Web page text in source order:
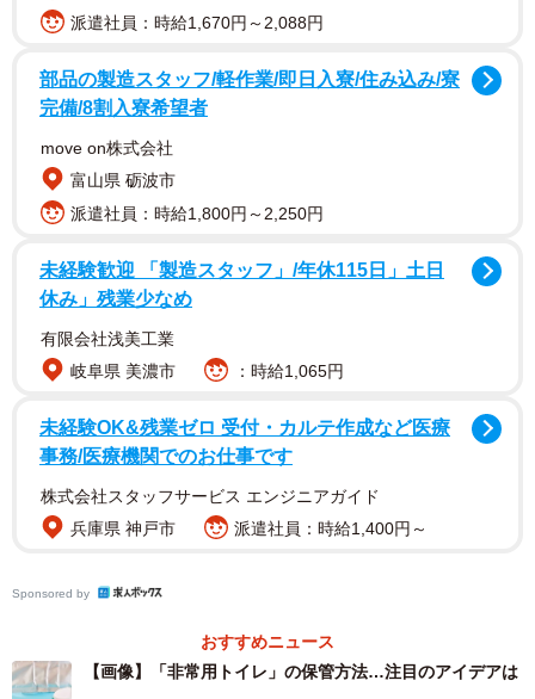
派遣社員：時給1,670円～2,088円
部品の製造スタッフ/軽作業/即日入寮/住み込み/寮
完備/8割入寮希望者
move on株式会社
富山県 砺波市
派遣社員：時給1,800円～2,250円
未経験歓迎 「製造スタッフ」/年休115日」土日
休み」残業少なめ
有限会社浅美工業
岐阜県 美濃市
：時給1,065円
未経験OK&残業ゼロ 受付・カルテ作成など医療
事務/医療機関でのお仕事です
株式会社スタッフサービス エンジニアガイド
兵庫県 神戸市
派遣社員：時給1,400円～
Sponsored by
おすすめニュース
【画像】「非常用トイレ」の保管方法…注目のアイデアは